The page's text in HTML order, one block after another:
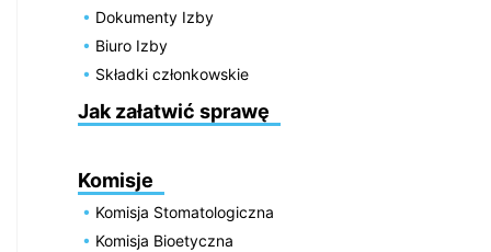
Dokumenty Izby
Biuro Izby
Składki członkowskie
Jak załatwić sprawę
Komisje
Komisja Stomatologiczna
Komisja Bioetyczna